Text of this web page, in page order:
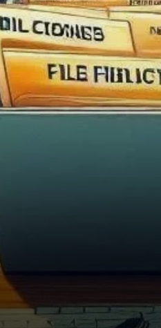
une
monumentale
le jeton passer